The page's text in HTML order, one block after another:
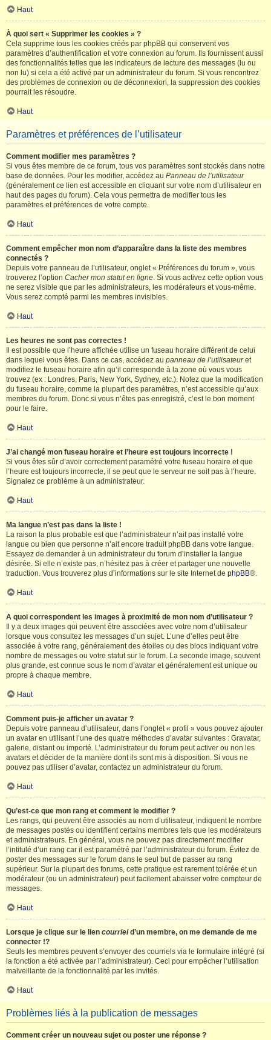
Haut
À quoi sert « Supprimer les cookies » ?
Cela supprime tous les cookies créés par phpBB qui conservent vos
paramètres d’authentification et votre connexion au forum. Ils fournissent aussi
des fonctionnalités telles que les indicateurs de lecture des messages (lu ou
non lu) si cela a été activé par un administrateur du forum. Si vous rencontrez
des problèmes de connexion ou de déconnexion, la suppression des cookies
pourrait les résoudre.
Haut
Paramètres et préférences de l’utilisateur
Comment modifier mes paramètres ?
Si vous êtes membre de ce forum, tous vos paramètres sont stockés dans notre
base de données. Pour les modifier, accédez au Panneau de l’utilisateur
(généralement ce lien est accessible en cliquant sur votre nom d’utilisateur en
haut des pages du forum). Cela vous permettra de modifier tous les
paramètres et préférences de votre compte.
Haut
Comment empêcher mon nom d’apparaître dans la liste des membres
connectés ?
Depuis votre panneau de l’utilisateur, onglet « Préférences du forum », vous
trouverez l’option Cacher mon statut en ligne. Si vous activez cette option vous
ne serez visible que par les administrateurs, les modérateurs et vous-même.
Vous serez compté parmi les membres invisibles.
Haut
Les heures ne sont pas correctes !
Il est possible que l’heure affichée utilise un fuseau horaire différent de celui
dans lequel vous êtes. Dans ce cas, accédez au panneau de l’utilisateuret
modifiez le fuseau horaire afin qu’il corresponde à la zone où vous vous
trouvez (ex : Londres, Paris, New York, Sydney, etc.). Notez que la modification
du fuseau horaire, comme la plupart des paramètres, n’est accessible qu’aux
membres du forum. Donc si vous n’êtes pas enregistré, c’est le bon moment
pour le faire.
Haut
J’ai changé mon fuseau horaire et l’heure est toujours incorrecte !
Si vous êtes sûr d’avoir correctement paramétré votre fuseau horaire et que
l’heure est toujours incorrecte, il se peut que le serveur ne soit pas à l’heure.
Signalez ce problème à un administrateur.
Haut
Ma langue n’est pas dans la liste !
La raison la plus probable est que l’administrateur n’ait pas installé votre
langue ou bien que personne n’ait encore traduit phpBB dans votre langue.
Essayez de demander à un administrateur du forum d’installer la langue
désirée. Si elle n’existe pas, n’hésitez pas à créer et partager une nouvelle
traduction. Vous trouverez plus d’informations sur le site Internet de phpBB®.
Haut
A quoi correspondent les images à proximité de mon nom d’utilisateur ?
Il y a deux images qui peuvent être associées avec votre nom d’utilisateur
lorsque vous consultez les messages d’un sujet. L’une d’elles peut être
associée à votre rang, généralement des étoiles ou des blocs indiquant votre
nombre de messages ou votre statut sur le forum. La seconde image, souvent
plus grande, est connue sous le nom d’avatar et généralement est unique ou
propre à chaque membre.
Haut
Comment puis-je afficher un avatar ?
Depuis votre panneau d’utilisateur, dans l’onglet « profil » vous pouvez ajouter
un avatar en utilisant l’une des quatre méthodes d’avatar suivantes : Gravatar,
galerie, distant ou importé. L’administrateur du forum peut activer ou non les
avatars et décider de la manière dont ils sont mis à disposition. Si vous ne
pouvez pas utiliser d’avatar, contactez un administrateur du forum.
Haut
Qu’est-ce que mon rang et comment le modifier ?
Les rangs, qui peuvent être associés au nom d’utilisateur, indiquent le nombre
de messages postés ou identifient certains membres tels que les modérateurs
et administrateurs. En général, vous ne pouvez pas directement modifier
l’intitulé d’un rang car il est paramétré par l’administrateur du forum. Évitez de
poster des messages sur le forum dans le seul but de passer au rang
supérieur. Sur la plupart des forums, cette pratique est rarement tolérée et un
modérateur (ou un administrateur) peut facilement abaisser votre compteur de
messages.
Haut
Lorsque je clique sur le lien courrield’un membre, on me demande de me
connecter !?
Seuls les membres peuvent s’envoyer des courriels via le formulaire intégré (si
la fonction a été activée par l’administrateur). Ceci pour empêcher l’utilisation
malveillante de la fonctionnalité par les invités.
Haut
Problèmes liés à la publication de messages
Comment créer un nouveau sujet ou poster une réponse ?